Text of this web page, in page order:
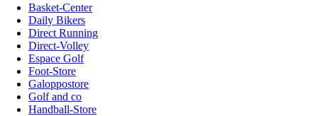
Basket-Center
Daily Bikers
Direct Running
Direct-Volley
Espace Golf
Foot-Store
Galoppostore
Golf and co
Handball-Store